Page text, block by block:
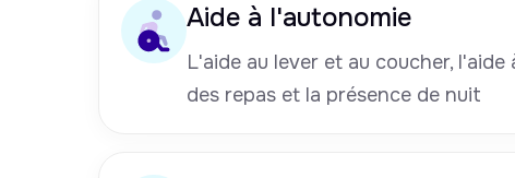
Aide à l'autonomie
L'aide au lever et au coucher,
des repas et la présence de nuit